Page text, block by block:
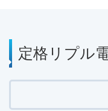
定格リプル